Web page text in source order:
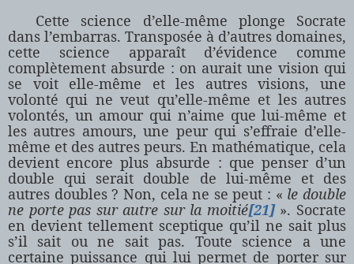
Cette science d’elle-même plonge Socrate
dans l’embarras. Transposée à d’autres domaines,
cette science apparaît d’évidence comme
complètement absurde : on aurait une vision qui
se voit elle-même et les autres visions, une
volonté qui ne veut qu’elle-même et les autres
volontés, un amour qui n’aime que lui-même et
les autres amours, une peur qui s’effraie d’elle-
même et des autres peurs. En mathématique, cela
devient encore plus absurde : que penser d’un
double qui serait double de lui-même et des
autres doubles ? Non, cela ne se peut : « le double
ne porte pas sur autre sur la moitié[21]». Socrate
en devient tellement sceptique qu’il ne sait plus
s’il sait ou ne sait pas. Toute science a une
certaine puissance qui lui permet de porter sur